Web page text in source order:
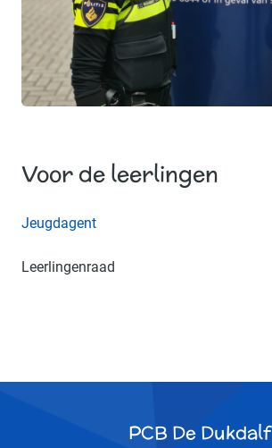
Voor de leerlingen
Jeugdagent
Leerlingenraad
PCB De Dukdalf